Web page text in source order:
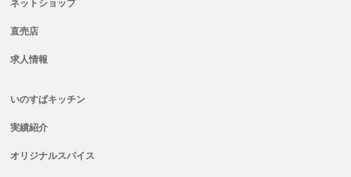
ネットショップ
直売店
求人情報
いのすぱキッチン
実績紹介
オリジナルスパイス